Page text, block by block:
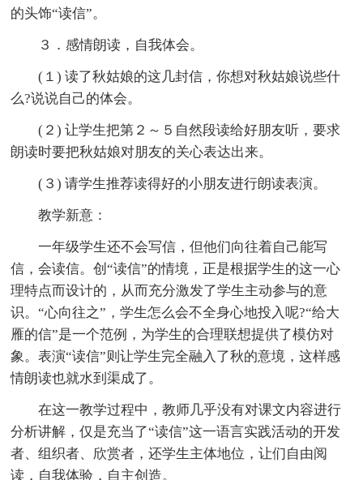
的头饰“读信”。
３．感情朗读，自我体会。
(１) 读了秋姑娘的这几封信，你想对秋姑娘说些什
么?说说自己的体会。
(２) 让学生把第２～５自然段读给好朋友听，要求
朗读时要把秋姑娘对朋友的关心表达出来。
(３) 请学生推荐读得好的小朋友进行朗读表演。
教学新意：
一年级学生还不会写信，但他们向往着自己能写
信，会读信。创“读信”的情境，正是根据学生的这一心
理特点而设计的，从而充分激发了学生主动参与的意
识。“心向往之”，学生怎么会不全身心地投入呢?“给大
雁的信”是一个范例，为学生的合理联想提供了模仿对
象。表演“读信”则让学生完全融入了秋的意境，这样感
情朗读也就水到渠成了。
在这一教学过程中，教师几乎没有对课文内容进行
分析讲解，仅是充当了“读信”这一语言实践活动的开发
者、组织者、欣赏者，还学生主体地位，让们自由阅
读，自我体验，自主创造。